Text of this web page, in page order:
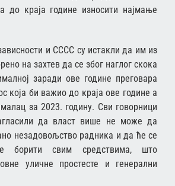
до краја године износити најмање
и СССС су истакли да им из
на захтев да се због наглог скока
заради ове године преговара
која би важио до краја ове године а
за 2023. годину. Сви говорници
да власт више не може да
незадовољство радника и да ће се
борити свим средствима, што
уличне простесте и генерални